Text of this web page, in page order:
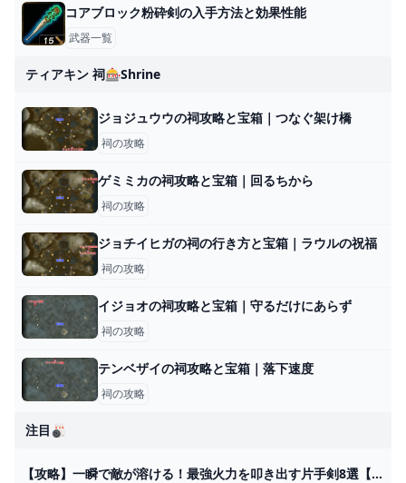
コアブロック粉砕剣の入手方法と効果性能
武器一覧
ティアキン 祠🎰shrine
ジョジュウウの祠攻略と宝箱｜つなぐ架け橋
祠の攻略
ゲミミカの祠攻略と宝箱｜回るちから
祠の攻略
ジョチイヒガの祠の行き方と宝箱｜ラウルの祝福
祠の攻略
イジョオの祠攻略と宝箱｜守るだけにあらず
祠の攻略
テンベザイの祠攻略と宝箱｜落下速度
祠の攻略
注目🎳
【攻略】一瞬で敵が溶ける！最強火力を叩き出す片手剣8選【ゼルダの伝説ティアーズオブザキングダム/ティアキン】【ゆっくり解説】 - YouTube